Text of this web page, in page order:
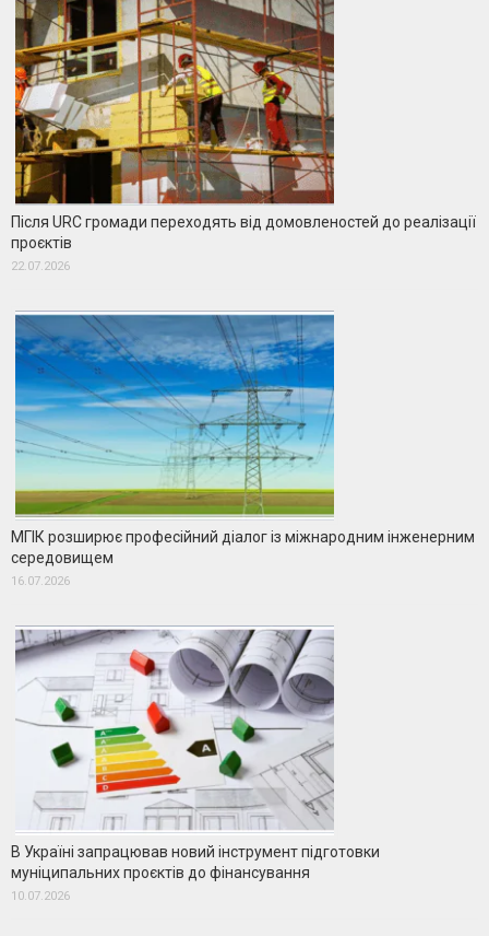
Після URC громади переходять від домовленостей до реалізації
проєктів
22.07.2026
МГІК розширює професійний діалог із міжнародним інженерним
середовищем
16.07.2026
В Україні запрацював новий інструмент підготовки
муніципальних проєктів до фінансування
10.07.2026